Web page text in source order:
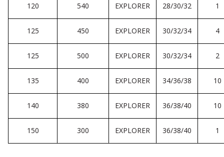
120 540 EXPLORER 28/30/32 1
125 450 EXPLORER 30/32/34 4
125 500 EXPLORER 30/32/34 2
135 400 EXPLORER 34/36/38 10
140 380 EXPLORER 36/38/40 10
150 300 EXPLORER 36/38/40 1